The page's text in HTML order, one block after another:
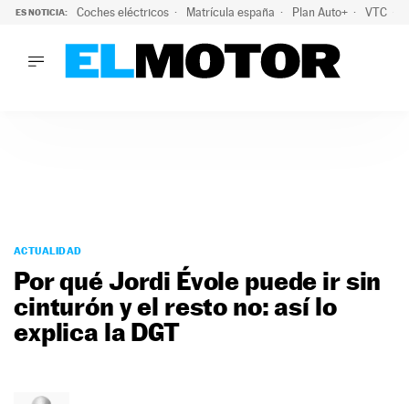
ES NOTICIA: Coches eléctricos Matrícula españa Plan Auto+ VTC
PODCAST
MOTOS
TECNOLOGÍA
SUPERCOCHES
MOTORTV
SERVICIOS
ACTUALIDAD
Por qué Jordi Évole puede ir sin
cinturón y el resto no: así lo
explica la DGT